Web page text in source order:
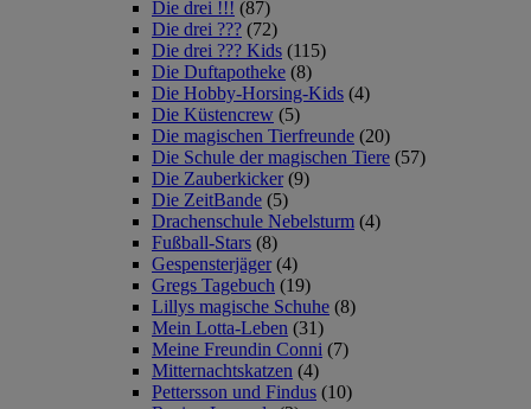
Die drei !!! (87)
Die drei ??? (72)
Die drei ??? Kids (115)
Die Duftapotheke (8)
Die Hobby-Horsing-Kids (4)
Die Küstencrew (5)
Die magischen Tierfreunde (20)
Die Schule der magischen Tiere (57)
Die Zauberkicker (9)
Die ZeitBande (5)
Drachenschule Nebelsturm (4)
Fußball-Stars (8)
Gespensterjäger (4)
Gregs Tagebuch (19)
Lillys magische Schuhe (8)
Mein Lotta-Leben (31)
Meine Freundin Conni (7)
Mitternachtskatzen (4)
Pettersson und Findus (10)